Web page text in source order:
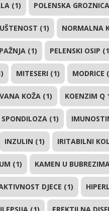
(1) POLENSKA
(1) NORMALNA
PAŽNJA (1) PELENSKI OSIP
MITESERI (1) MODRICE
KOŽA (1) KOENZIM Q
(1)
INZULIN (1) IRITABILNI
(1) KAMEN U
DJECE (1)